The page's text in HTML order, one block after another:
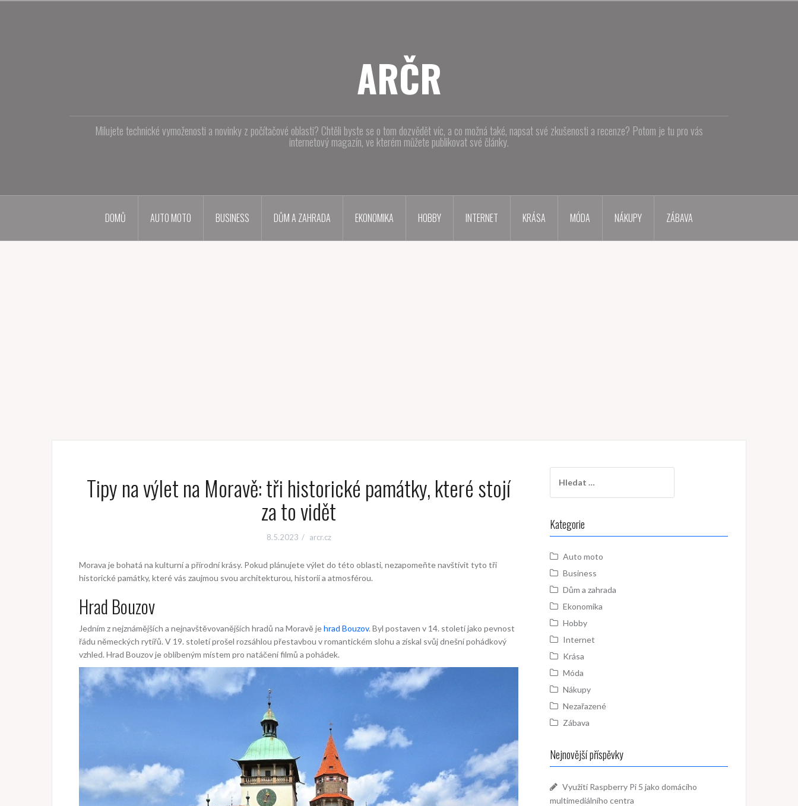
ARČR
Milujete technické vymoženosti a novinky z počítačové oblasti? Chtěli byste se o tom dozvědět víc, a co možná také, napsat své zkušenosti a recenze? Potom je tu pro vás
internetový magazín, ve kterém můžete publikovat své články.
DOMŮ AUTO MOTO BUSINESS DŮM A ZAHRADA EKONOMIKA HOBBY INTERNET KRÁSA MÓDA NÁKUPY ZÁBAVA
Tipy na výlet na Moravě: tři historické památky, které stojí
za to vidět
8.5.2023 arcr.cz
Morava je bohatá na kulturní a přírodní krásy. Pokud plánujete výlet do této oblasti, nezapomeňte navštívit tyto tři
historické památky, které vás zaujmou svou architekturou, historií a atmosférou.
Hrad Bouzov
Jedním z nejznámějších a nejnavštěvovanějších hradů na Moravě jehrad Bouzov. Byl postaven v 14. století jako pevnost
řádu německých rytířů. V 19. století prošel rozsáhlou přestavbou v romantickém slohu a získal svůj dnešní pohádkový
vzhled. Hrad Bouzov je oblíbeným místem pro natáčení filmů a pohádek.
Kategorie
Auto moto
Business
Dům a zahrada
Ekonomika
Hobby
Internet
Krása
Móda
Nákupy
Nezařazené
Zábava
Nejnovější příspěvky
Využití Raspberry Pi 5 jako domácího
multimediálního centra